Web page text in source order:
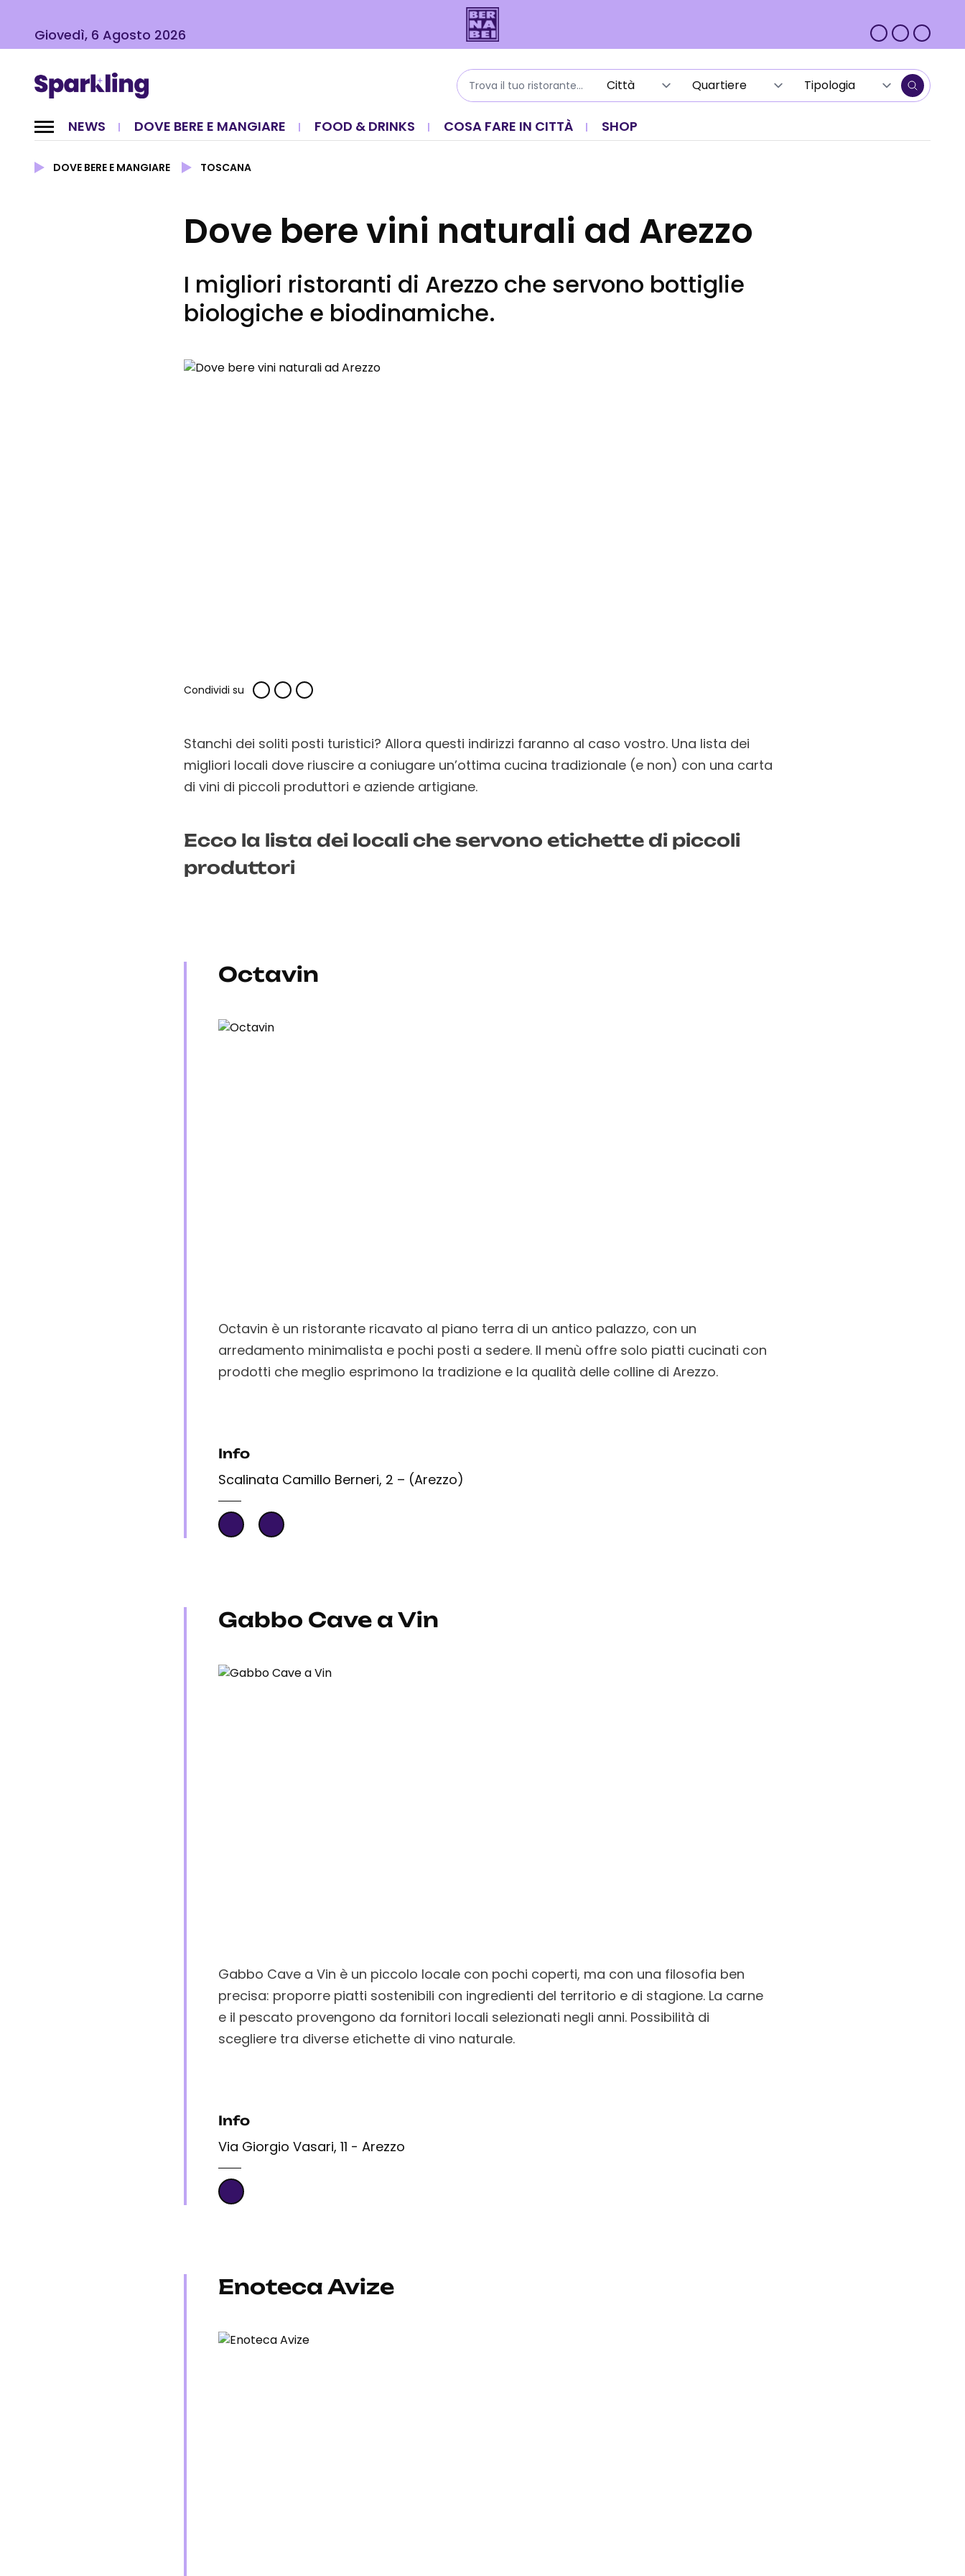
Giovedì, 6 Agosto 2026
NEWS DOVE BERE E MANGIARE FOOD & DRINKS COSA FARE IN CITTÀ SHOP
DOVE BERE E MANGIARE TOSCANA
Dove bere vini naturali ad Arezzo
I migliori ristoranti di Arezzo che servono bottiglie
biologiche e biodinamiche.
Condividi su
Stanchi dei soliti posti turistici? Allora questi indirizzi faranno al caso vostro. Una lista dei
migliori locali dove riuscire a coniugare un’ottima cucina tradizionale (e non) con una carta
di vini di piccoli produttori e aziende artigiane.
Ecco la lista dei locali che servono etichette di piccoli
produttori
Octavin
Octavin è un ristorante ricavato al piano terra di un antico palazzo, con un
arredamento minimalista e pochi posti a sedere. Il menù offre solo piatti cucinati con
prodotti che meglio esprimono la tradizione e la qualità delle colline di Arezzo.
Info
Scalinata Camillo Berneri, 2 – (Arezzo)
Gabbo Cave a Vin
Gabbo Cave a Vin è un piccolo locale con pochi coperti, ma con una filosofia ben
precisa: proporre piatti sostenibili con ingredienti del territorio e di stagione. La carne
e il pescato provengono da fornitori locali selezionati negli anni. Possibilità di
scegliere tra diverse etichette di vino naturale.
Info
Via Giorgio Vasari, 11 - Arezzo
Enoteca Avize